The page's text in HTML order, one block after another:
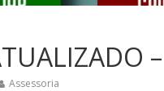
Assessoria